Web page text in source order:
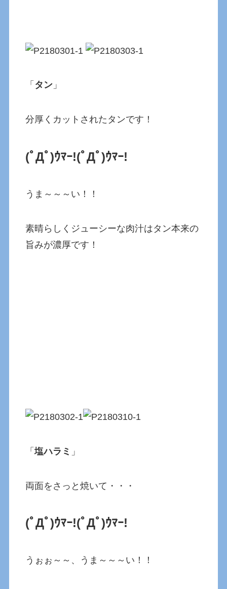
「 タン 」
分厚くカットされたタンです！
(ﾟДﾟ)ｳﾏｰ!(ﾟДﾟ)ｳﾏｰ!
うま～～～い！！
素晴らしくジューシーな肉汁はタン本来の
旨みが濃厚です！
「塩ハラミ 」
両面をさっと焼いて・・・
(ﾟДﾟ)ｳﾏｰ!(ﾟДﾟ)ｳﾏｰ!
うぉぉ～～、うま～～～い！！